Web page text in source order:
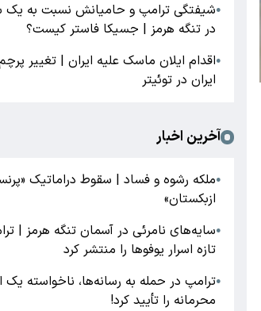
●شیفتگی ترامپ و حامیانش نسبت به یک
در تنگه هرمز | جسیکا فاستر کیست؟
●اقدام ایلان ماسک علیه ایران | تغییر
ایران در توئیتر
آخرین اخبار
●ملکه رشوه و فساد | سقوط دراماتیک
ازبکستان»
●سایه‌های نامرئی در آسمان تنگه هرمز |
تازه اسرار یوفوها را منتشر کرد
●ترامپ در حمله‌ به رسانه‌ها، ناخواسته یک
محرمانه را تأیید کرد!